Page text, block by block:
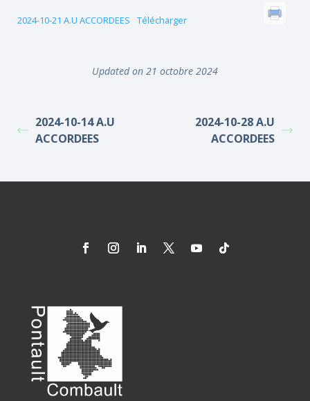
2024-10-21 A.U ACCORDEES Télécharger
Updated on 21 octobre 2024
2024-10-14 A.U
ACCORDEES
2024-10-28 A.U
ACCORDEES